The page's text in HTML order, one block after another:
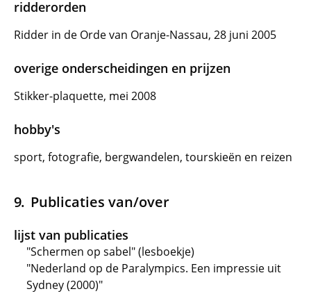
ridderorden
Ridder in de Orde van Oranje-Nassau, 28 juni 2005
overige onderscheidingen en prijzen
Stikker-plaquette, mei 2008
hobby's
sport, fotografie, bergwandelen, tourskieën en reizen
Publicaties van/over
lijst van publicaties
"Schermen op sabel" (lesboekje)
"Nederland op de Paralympics. Een impressie uit
Sydney (2000)"